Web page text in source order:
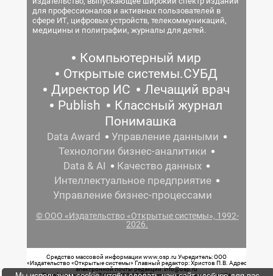
для профессионалов и активных пользователей в
сфере ИТ, цифровых устройств, телекоммуникаций,
медицины и полиграфии, журналы для детей.
Компьютерный мир
Открытые системы.СУБД
Директор ИС
Лечащий врач
Publish
Классный журнал
Понимашка
Data Award
Управление данными
Технологии бизнес-аналитики
Data & AI
Качество данных
Интеллектуальное предприятие
Управление бизнес-процессами
© ООО «Издательство «Открытые системы», 1992-
2026.
Средство массовой информации www.osp.ru Учредитель: ООО
«Издательство «Открытые системы» Главный редактор: Христов П.В. Адрес
электронной почты редакции: info@osp.ru